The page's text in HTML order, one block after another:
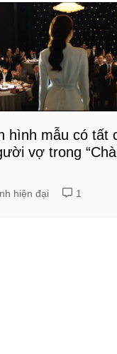
hình mẫu có
vợ trong
hiện đại 1